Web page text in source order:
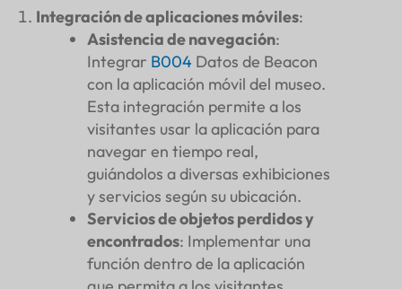
Integración de aplicaciones móviles:
Asistencia de navegación:
Integrar B004 Datos de Beacon
con la aplicación móvil del museo.
Esta integración permite a los
visitantes usar la aplicación para
navegar en tiempo real,
guiándolos a diversas exhibiciones
y servicios según su ubicación.
Servicios de objetos perdidos y
encontrados: Implementar una
función dentro de la aplicación